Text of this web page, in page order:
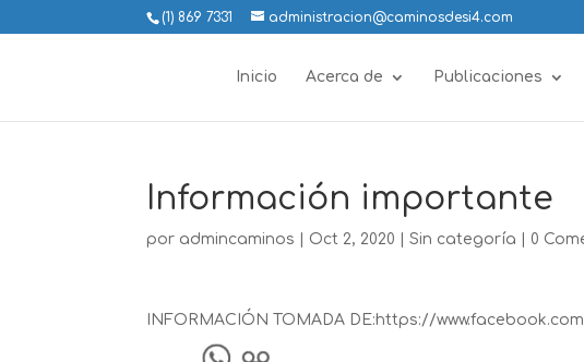
(1) 869 7331 administracion@caminosdesi4.com
Inicio Acerca de Publicaciones
Información importante
por admincaminos Oct 2, 2020 |Sin categoría 0
INFORMACIÓN TOMADA DE:https://